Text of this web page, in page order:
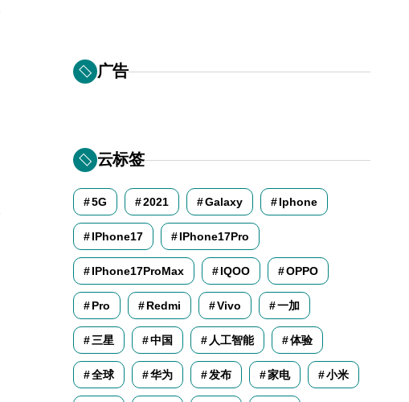
广告
云标签
5G 2021 Galaxy Iphone
IPhone17 IPhone17Pro
IPhone17ProMax IQOO OPPO
Pro Redmi Vivo 一加
三星 中国 人工智能 体验
全球 华为 发布 家电 小米